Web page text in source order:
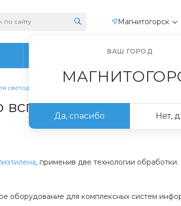
Магнитогорск
ПРОИЗВОДСТВО
светодиодных табло
, применив две технологии
оборудование для комплексных систем
ВАШ ГОРОД
Да, спасибо Нет,